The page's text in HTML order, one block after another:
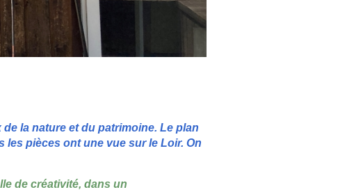
la nature et du patrimoine. Le plan
les pièces ont une vue sur le Loir. On
de créativité, dans un